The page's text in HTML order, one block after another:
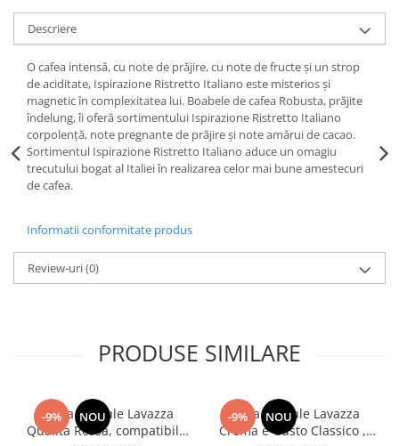
Descriere
O cafea intensă, cu note de prăjire, cu note de fructe și un strop
de aciditate, Ispirazione Ristretto Italiano este misterios și
magnetic în complexitatea lui. Boabele de cafea Robusta, prăjite
îndelung, îi oferă sortimentului Ispirazione Ristretto Italiano
corpolență, note pregnante de prăjire și note amărui de cacao.
Sortimentul Ispirazione Ristretto Italiano aduce un omagiu
trecutului bogat al Italiei în realizarea celor mai bune amestecuri
de cafea.
Informatii conformitate produs
Review-uri(0)
PRODUSE SIMILARE
-9% NOU
Cafea capsule Lavazza
Qualita Rossa, compatibile
-9% NOU
Cafea capsule Lavazza
Crema e Gusto Classico ,